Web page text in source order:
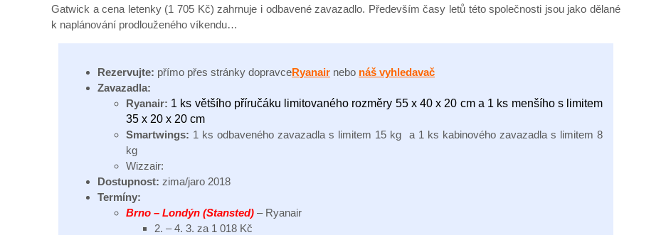
Gatwick a cena letenky (1 705 Kč) zahrnuje i odbavené zavazadlo. Především časy letů této společnosti jsou jako dělané
k naplánování prodlouženého víkendu…
Rezervujte: přímo přes stránky dopravceRyanair nebo náš vyhledavač
Zavazadla:
​​​​​​​Ryanair: 1 ks většího příručáku limitovaného rozměry 55 x 40 x 20 cm a 1 ks menšího s limitem
35 x 20 x 20 cm
Smartwings: 1 ks odbaveného zavazadla s limitem 15 kg a 1 ks kabinového zavazadla s limitem 8
kg
Wizzair:
Dostupnost: zima/jaro 2018
Termíny:
Brno – Londýn (Stansted) – Ryanair
2. – 4. 3. za 1 018 Kč